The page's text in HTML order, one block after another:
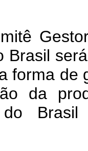
Brasil
forma de
da
do